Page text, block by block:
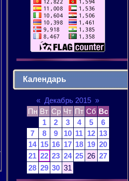
Календарь
« Декабрь 2015 »
Пн Вт Ср Чт Пт Сб Вс
1
2 3 4 5
6
7
8 9 10 11 12 13
14 15 16 17 18 19 20
21 22 23 24 25 26 27
28 29 30 31